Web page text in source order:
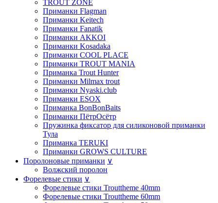
TROUT ZONE
Приманки Flagman
Приманки Keitech
Приманки Fanatik
Приманки AKKOI
Приманки Kosadaka
Приманки COOL PLACE
Приманки TROUT MANIA
Приманка Trout Hunter
Приманки Milmax trout
Приманки Nyaski.club
Приманки ESOX
Приманка BonBonBaits
Приманки ПётрОсётр
Пружинка фиксатор для силиконовой приманки
Тула
Приманка TERUKI
Приманки GROWS CULTURE
Поролоновые приманки ∨
Волжский поролон
Форелевые стики ∨
Форелевые стики Trouttheme 40mm
Форелевые стики Trouttheme 60mm